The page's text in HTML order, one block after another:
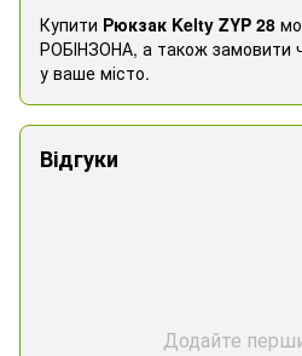
Купити Рюкзак Kelty ZYP 28
РОБІНЗОНА, а також замовити
у ваше місто.
Відгуки
Додайте